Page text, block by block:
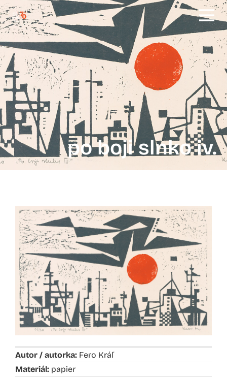
po boji slnko iv.
Autor / autorka: Fero Kráľ
Materiál: papier